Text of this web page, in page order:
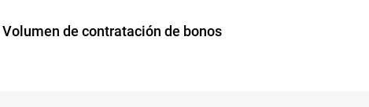
Volumen de contratación de bonos